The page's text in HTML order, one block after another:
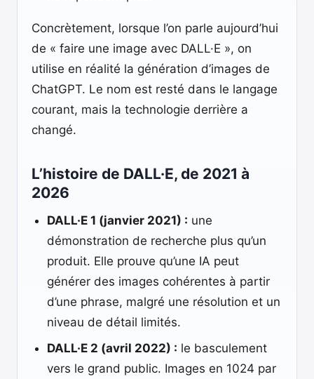
Concrètement, lorsque l’on parle aujourd’hui
de « faire une image avec DALL·E », on
utilise en réalité la génération d’images de
ChatGPT. Le nom est resté dans le langage
courant, mais la technologie derrière a
changé.
L’histoire de DALL·E, de 2021 à
2026
DALL·E 1 (janvier 2021) : une
démonstration de recherche plus qu’un
produit. Elle prouve qu’une IA peut
générer des images cohérentes à partir
d’une phrase, malgré une résolution et un
niveau de détail limités.
DALL·E 2 (avril 2022) : le basculement
vers le grand public. Images en 1024 par